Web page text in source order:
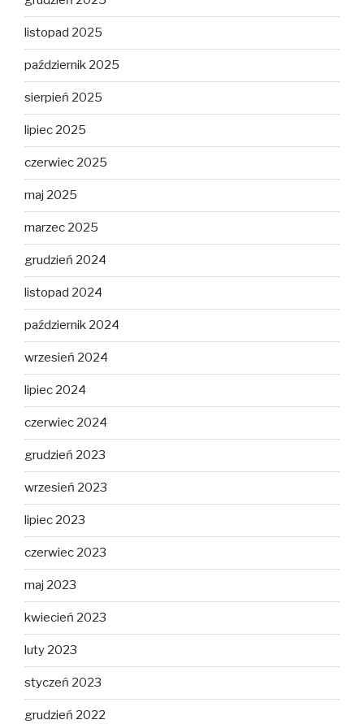
listopad 2025
październik 2025
sierpień 2025
lipiec 2025
czerwiec 2025
maj 2025
marzec 2025
grudzień 2024
listopad 2024
październik 2024
wrzesień 2024
lipiec 2024
czerwiec 2024
grudzień 2023
wrzesień 2023
lipiec 2023
czerwiec 2023
maj 2023
kwiecień 2023
luty 2023
styczeń 2023
grudzień 2022